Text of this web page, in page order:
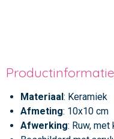
Productinformatie
Materiaal: Keramiek
Afmeting: 10x10 cm
Afwerking: Ruw,